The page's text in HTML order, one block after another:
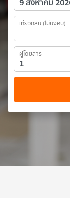
เที่ยวกลับ (ไม่บังคับ)
ผู้โดยสาร